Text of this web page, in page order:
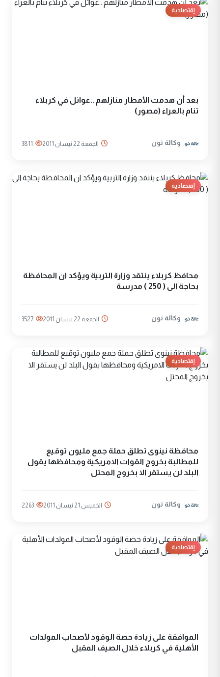
إقتصادية
بعد أن هدمت الأمطار منازلهم ..عوائل في كربلاء
تنام بالعراء (مصور)
وكالة نون الجمعة 22 نيسان 2011 3811
إقتصادية
محافظ كربلاء ينتقد وزارة التربية ويؤكد ان المحافظة
بحاجة الى ( 250 ) مدرسة
وكالة نون الجمعة 22 نيسان 2011 3527
إقتصادية
محافظة نينوى تطلق حملة جمع مليون توقيع
للمطالبة بخروج القوات الامريكية ومحافظها يقول
البلد لن يستقر الا بخروج المحتل
وكالة نون الخميس 21 نيسان 2011 2263
إقتصادية
الموافقة على زيادة حصة الوقود لأصحاب المولدات
الأهلية في كربلاء خلال الصيف المقبل